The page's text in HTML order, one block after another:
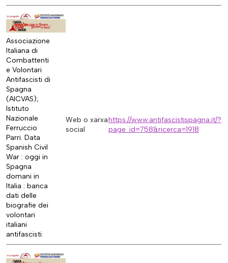
Associazione
Italiana di
Combattenti
e Volontari
Antifascisti di
Spagna
(AICVAS);
Istituto
Nazionale
Ferruccio
Parri. Data
Spanish Civil
War : oggi in
Spagna
domani in
Italia : banca
dati delle
biografie dei
volontari
italiani
antifascisti.
Web o xarxa
social
https://www.antifascistispagna.it/?
page_id=758&ricerca=1918